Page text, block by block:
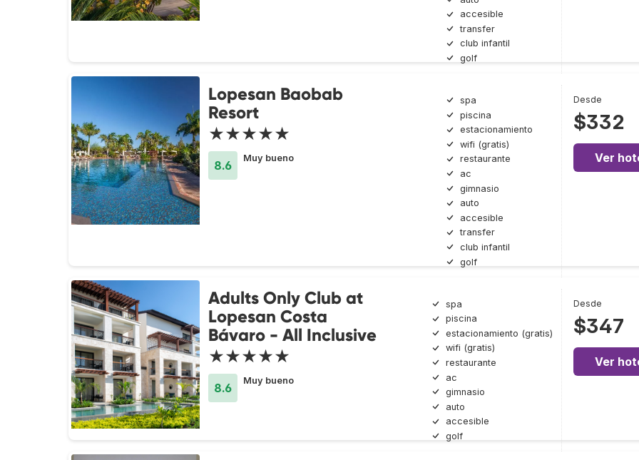
accesible
transfer
club infantil
golf
Lopesan Baobab
Resort
★★★★★
8.6
Muy bueno
spa
piscina
estacionamiento
wifi (gratis)
restaurante
ac
gimnasio
auto
accesible
transfer
club infantil
golf
Desde
$332
Ver
Adults Only Club at
Lopesan Costa
Bávaro - All Inclusive
★★★★★
8.6
Muy bueno
spa
piscina
estacionamiento (gratis)
wifi (gratis)
restaurante
ac
gimnasio
auto
accesible
golf
Desde
$347
Ver